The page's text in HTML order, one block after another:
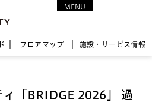
フロア マップ 施設・サービス情報
MENU
ィ「BRIDGE 2026」 過